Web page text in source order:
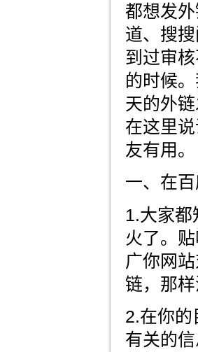
都想发
道、搜
到过审
的时候
天的外
在这里
友有用。
一、在
1.大家
火了。
广你网
链，那样
2.在你的
有关的